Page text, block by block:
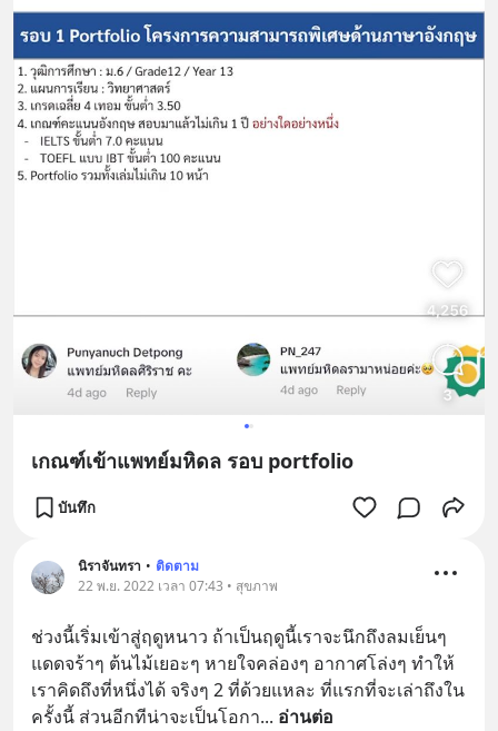
เกณฑ์เข้าแพทย์มหิดล รอบ portfolio
บันทึก
นิราจันทรา • ติดตาม
22 พ.ย. 2022 เวลา 07:43 • สุขภาพ
ช่วงนี้เริ่มเข้าสู่ฤดูหนาว ถ้าเป็นฤดูนี้เราจะนึกถึงลมเย็นๆ
แดดจร้าๆ ต้นไม้เยอะๆ หายใจคล่องๆ อากาศโล่งๆ ทำให้
เราคิดถึงที่หนึ่งได้ จริงๆ 2 ที่ด้วยแหละ ที่แรกที่จะเล่าถึงใน
ครั้งนี้ ส่วนอีกทีน่าจะเป็นโอกา... อ่านต่อ